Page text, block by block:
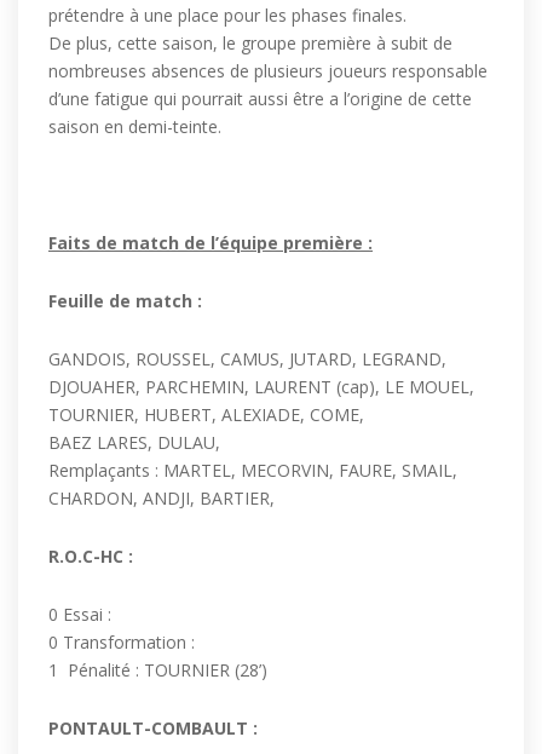
prétendre à une place pour les phases finales.
De plus, cette saison, le groupe première à subit de
nombreuses absences de plusieurs joueurs responsable
d’une fatigue qui pourrait aussi être a l’origine de cette
saison en demi-teinte.
Faits de match de l’équipe première :
Feuille de match :
GANDOIS, ROUSSEL, CAMUS, JUTARD, LEGRAND,
DJOUAHER, PARCHEMIN, LAURENT (cap), LE MOUEL,
TOURNIER, HUBERT, ALEXIADE, COME,
BAEZ LARES, DULAU,
Remplaçants : MARTEL, MECORVIN, FAURE, SMAIL,
CHARDON, ANDJI, BARTIER,
R.O.C-HC :
0 Essai :
0 Transformation :
1 Pénalité : TOURNIER (28’)
PONTAULT-COMBAULT :